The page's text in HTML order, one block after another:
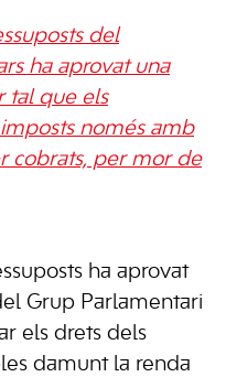
del
ha aprovat una
tal que els
només amb
cobrats, per mor de
ha aprovat
Grup Parlamentari
els drets dels
damunt la renda